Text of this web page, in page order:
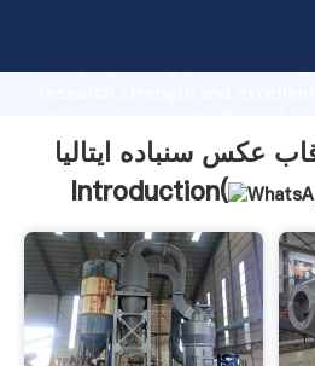
Grasping strong production
value and bring values to all of
عکس سنباده ایتالیا
Introduction(